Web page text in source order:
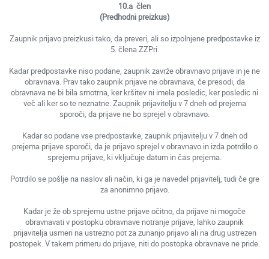
10.a člen
(Predhodni preizkus)
Zaupnik prijavo preizkusi tako, da preveri, ali so izpolnjene predpostavke iz
5. člena ZZPri.
Kadar predpostavke niso podane, zaupnik zavrže obravnavo prijave in je ne
obravnava. Prav tako zaupnik prijave ne obravnava, če presodi, da
obravnava ne bi bila smotrna, ker kršitev ni imela posledic, ker posledic ni
več ali ker so te neznatne. Zaupnik prijavitelju v 7 dneh od prejema
sporoči, da prijave ne bo sprejel v obravnavo.
Kadar so podane vse predpostavke, zaupnik prijavitelju v 7 dneh od
prejema prijave sporoči, da je prijavo sprejel v obravnavo in izda potrdilo o
sprejemu prijave, ki vključuje datum in čas prejema.
Potrdilo se pošlje na naslov ali način, ki ga je navedel prijavitelj, tudi če gre
za anonimno prijavo.
Kadar je že ob sprejemu ustne prijave očitno, da prijave ni mogoče
obravnavati v postopku obravnave notranje prijave, lahko zaupnik
prijavitelja usmeri na ustrezno pot za zunanjo prijavo ali na drug ustrezen
postopek. V takem primeru do prijave, niti do postopka obravnave ne pride.